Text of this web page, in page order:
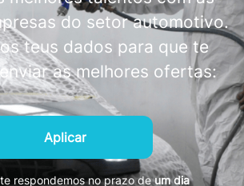
do setor automotivo.
teus dados para que te
as melhores ofertas:
Aplicar
respondemos no prazo deum dia